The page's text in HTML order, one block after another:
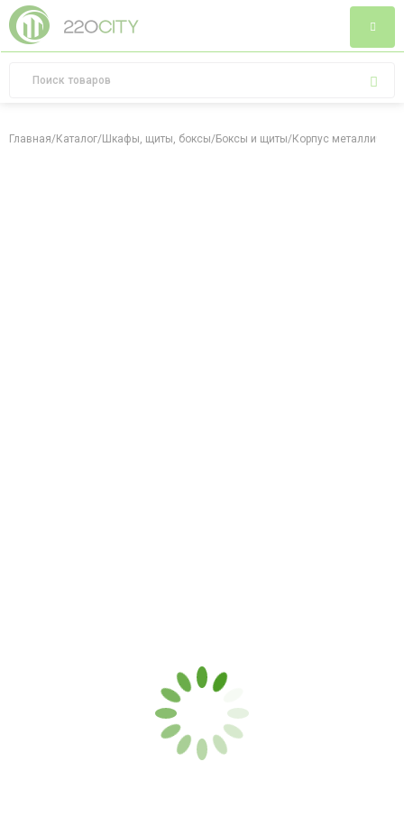
Главная/Каталог/Шкафы, щиты, боксы/Боксы и щиты/Корпус